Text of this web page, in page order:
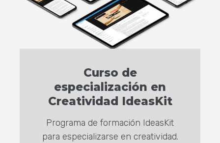
Curso de
especialización en
Creatividad IdeasKit
Programa de formación IdeasKit
para especializarse en creatividad.